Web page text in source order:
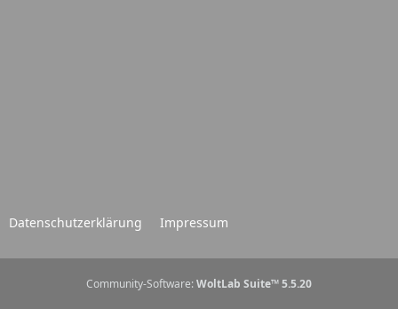
Datenschutzerklärung Impressum
Community-Software: WoltLab Suite™ 5.5.20